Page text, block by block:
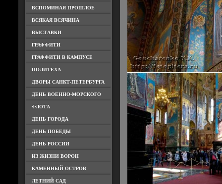
ВСПОМИНАЯ ПРОШЛОЕ
ВСЯКАЯ ВСЯЧИНА
ВЫСТАВКИ
ГРАФФИТИ
ГРАФФИТИ В КАМПУСЕ
ПОЛИТЕХА
ДВОРЫ САНКТ-ПЕТЕРБУРГА
ДЕНЬ ВОЕННО-МОРСКОГО
ФЛОТА
ДЕНЬ ГОРОДА
ДЕНЬ ПОБЕДЫ
ДЕНЬ РОССИИ
ИЗ ЖИЗНИ ВОРОН
КАМЕННЫЙ ОСТРОВ
ЛЕТНИЙ САД